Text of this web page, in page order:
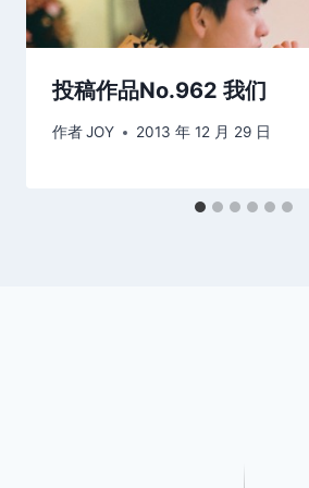
投稿作品No.962 我们
作者JOY 2013 年 12 月 29 日